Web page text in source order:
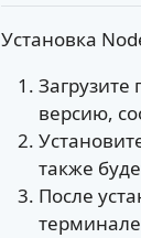
Установка
версию,
также
После